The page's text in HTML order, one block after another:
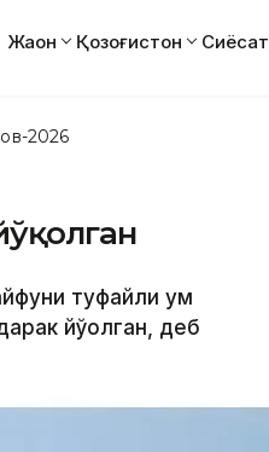
Жаҳон Қозоғистон Сиёсат
2026
туфайли қум
йўқолган, деб